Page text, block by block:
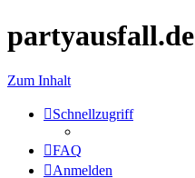
partyausfall.de
Zum Inhalt
Schnellzugriff
FAQ
Anmelden